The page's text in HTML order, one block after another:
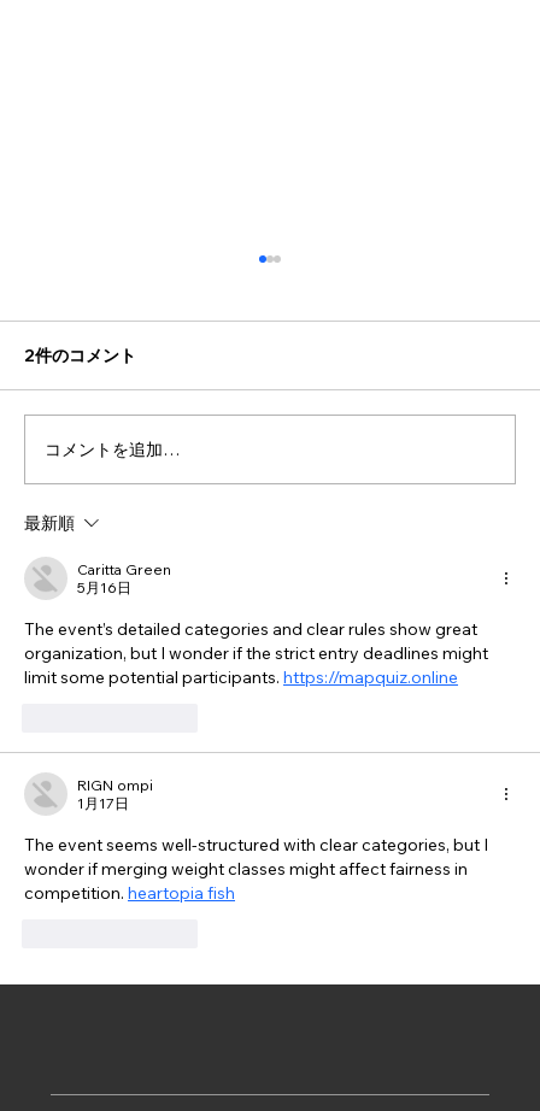
【KWU SENSHI JAPAN Saturday
Fights.2 出場選手募集！】
2件のコメント
コメントを追加…
最新順
Caritta Green
5月16日
The event’s detailed categories and clear rules show great
organization, but I wonder if the strict entry deadlines might
limit some potential participants. https://mapquiz.online
RIGN ompi
1月17日
The event seems well-structured with clear categories, but I
wonder if merging weight classes might affect fairness in
competition. heartopia fish